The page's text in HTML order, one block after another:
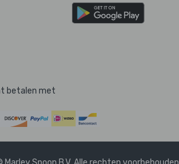
betalen met